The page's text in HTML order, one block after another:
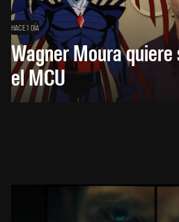
HACE 1 DÍA
Wagner Moura
el MCU